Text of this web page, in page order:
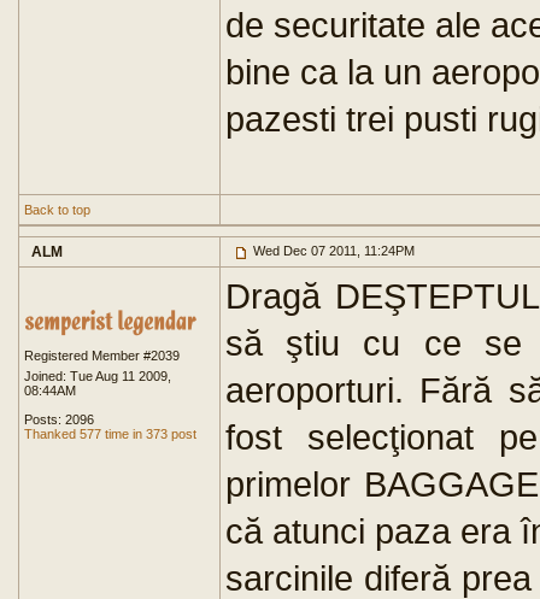
de securitate ale
bine ca la un
pazesti trei pusti
Back to top
ALM Wed Dec 07 2011, 11:24PM
Registered Member #2039
Joined: Tue Aug 11 2009,
08:44AM
Posts: 2096
Thanked 577 time in 373 post
Dragă
să ştiu cu ce se
aeroporturi. Fără
fost selecţionat
primelor
că atunci paza era
sarcinile diferă